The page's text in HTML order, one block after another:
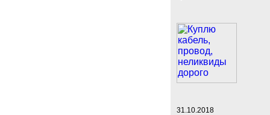
31.10.2018